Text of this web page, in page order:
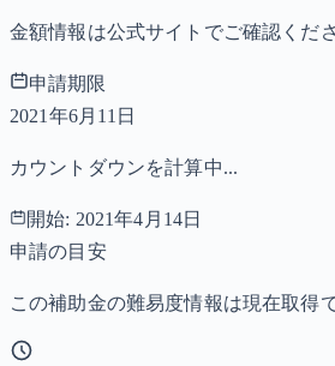
金額情報は公式サイトでご確認くだ
申請期限
2021年6月11日
カウントダウンを計算中...
開始: 2021年4月14日
申請の目安
この補助金の難易度情報は現在取得